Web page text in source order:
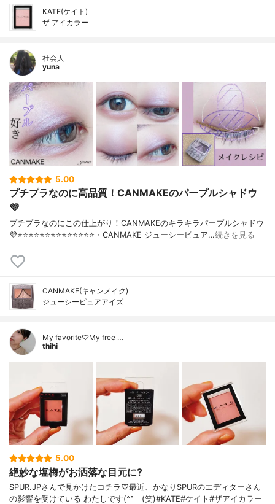
KATE(ケイト)
ザ アイカラー
社会人
yuna
5.00
プチプラなのに高品質！CANMAKEのパープルシャドウ
💜
プチプラなのにこの仕上がり！CANMAKEのキラキラパープルシャドウ
💜⭐️⭐️⭐️⭐️⭐️⭐️⭐️⭐️⭐️⭐️⭐️⭐️⭐️⭐️・CANMAKE ジューシーピュア…続きを見る
CANMAKE(キャンメイク)
ジューシーピュアアイズ
My favorite♡My free …
thihi
5.00
絶妙な塩梅がお洒落な目元に?
SPUR.JPさんで見かけたコチラ♡最近、かなりSPURのエディターさん
の影響を受けている わたしです(^^ゞ(笑)#KATE#ケイト#ザアイカラー